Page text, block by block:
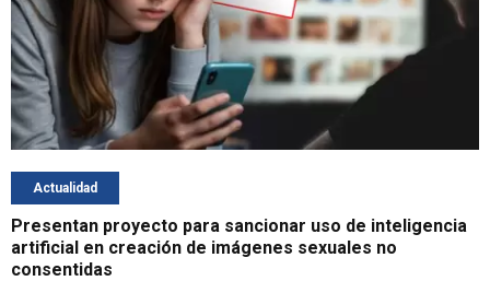
Actualidad
Presentan proyecto para sancionar uso de inteligencia
artificial en creación de imágenes sexuales no
consentidas